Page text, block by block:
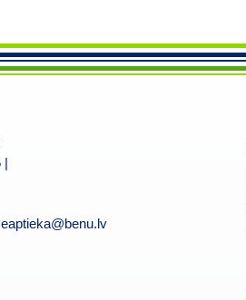
eaptieka@benu.lv